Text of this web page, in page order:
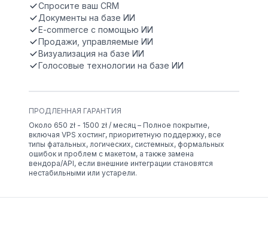
Спросите ваш CRM
Документы на базе ИИ
E-commerce с помощью ИИ
Продажи, управляемые ИИ
Визуализация на базе ИИ
Голосовые технологии на базе ИИ
ПРОДЛЕННАЯ ГАРАНТИЯ
Около 650 zł - 1500 zł / месяц – Полное покрытие,
включая VPS хостинг, приоритетную поддержку, все
типы фатальных, логических, системных, формальных
ошибок и проблем с макетом, а также замена
вендора/API, если внешние интеграции становятся
нестабильными или устарели.